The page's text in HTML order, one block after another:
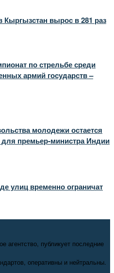
Кыргызстан вырос в 281 раз
по стрельбе среди
армий государств –
молодежи остается
премьер-министра Индии
улиц временно ограничат
агентство, публикует последние
оперативны и нейтральны.